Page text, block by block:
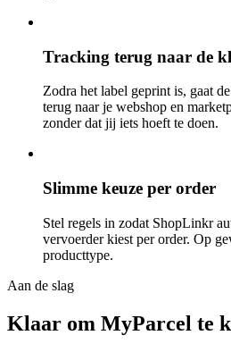
Tracking terug naar de
Zodra het label geprint is, gaat
terug naar je webshop en
zonder dat jij iets hoeft te doen.
Slimme keuze per order
Stel regels in zodat ShopLinkr
vervoerder kiest per order. Op
producttype.
Aan de slag
Klaar om MyParcel te